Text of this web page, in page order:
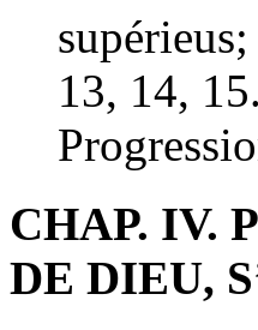
13, 14,
CHAP. IV.
DE DIEU,